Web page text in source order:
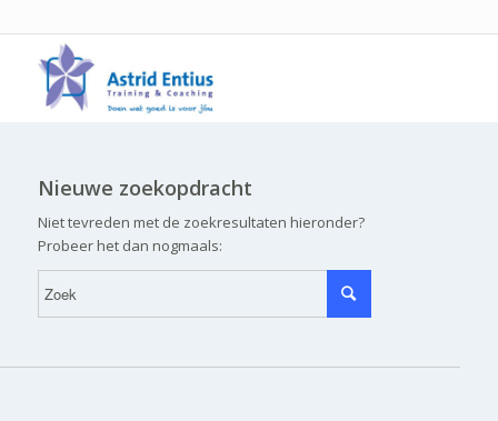
Nieuwe zoekopdracht
Niet tevreden met de zoekresultaten hieronder?
Probeer het dan nogmaals: